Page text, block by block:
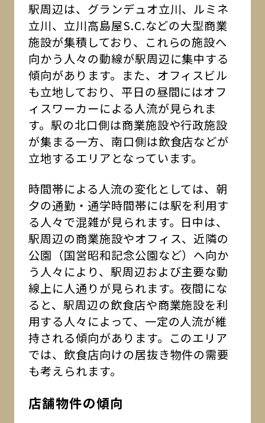
駅周辺は、グランデュオ立川、ルミネ
立川、立川高島屋S.C.などの大型商業
施設が集積しており、これらの施設へ
向かう人々の動線が駅周辺に集中する
傾向があります。また、オフィスビル
も立地しており、平日の昼間にはオフ
ィスワーカーによる人流が見られま
す。駅の北口側は商業施設や行政施設
が集まる一方、南口側は飲食店などが
立地するエリアとなっています。
時間帯による人流の変化としては、朝
夕の通勤・通学時間帯には駅を利用す
る人々で混雑が見られます。日中は、
駅周辺の商業施設やオフィス、近隣の
公園（国営昭和記念公園など）へ向か
う人々により、駅周辺および主要な動
線上に人通りが見られます。夜間にな
ると、駅周辺の飲食店や商業施設を利
用する人々によって、一定の人流が維
持される傾向があります。このエリア
では、飲食店向けの居抜き物件の需要
も考えられます。
店舗物件の傾向